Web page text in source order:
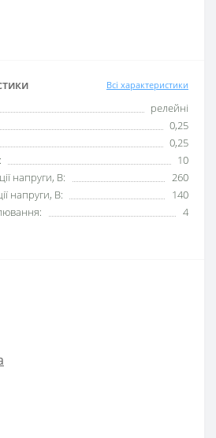
Всі характеристики
релейні
0,25
0,25
10
напруги, В:
260
напруги, В:
140
4